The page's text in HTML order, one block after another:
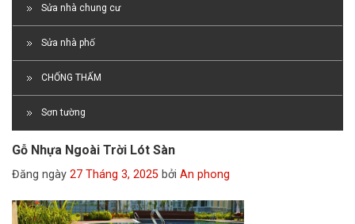
Sửa nhà chung cư
Sửa nhà phố
CHỐNG THẤM
Sơn tường
Gỗ Nhựa Ngoài Trời Lót Sàn
Đăng ngày 27 Tháng 3, 2025 bởi An phong